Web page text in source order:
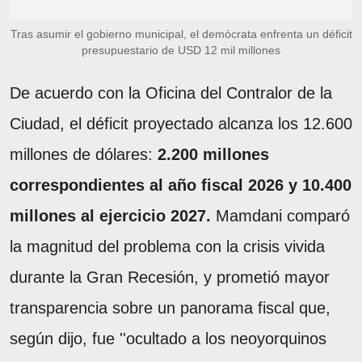
Tras asumir el gobierno municipal, el demócrata enfrenta un déficit
presupuestario de USD 12 mil millones
De acuerdo con la Oficina del Contralor de la
Ciudad, el déficit proyectado alcanza los 12.600
millones de dólares: 2.200 millones
correspondientes al año fiscal 2026 y 10.400
millones al ejercicio 2027. Mamdani comparó
la magnitud del problema con la crisis vivida
durante la Gran Recesión, y prometió mayor
transparencia sobre un panorama fiscal que,
según dijo, fue ''ocultado a los neoyorquinos